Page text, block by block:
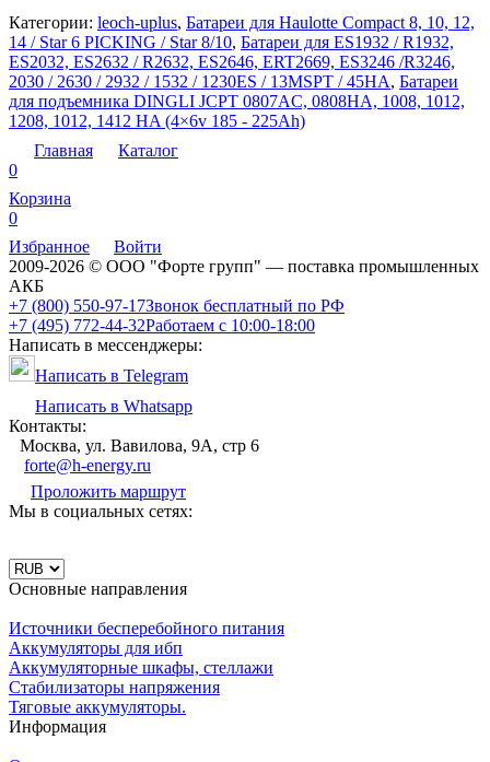
Категории: leoch-uplus, Батареи для Haulotte Compact 8, 10, 12,
14 / Star 6 PICKING / Star 8/10, Батареи для ES1932 / R1932,
ES2032, ES2632 / R2632, ES2646, ERT2669, ES3246 /R3246,
2030 / 2630 / 2932 / 1532 / 1230ES / 13MSPT / 45HA, Батареи
для подъемника DINGLI JCPT 0807AC, 0808HA, 1008, 1012,
1208, 1012, 1412 HA (4×6v 185 - 225Ah)
Главная
Каталог
0
Корзина
0
Избранное
Войти
2009-2026 © ООО "Форте групп" — поставка промышленных
АКБ
+7 (800) 550-97-17Звонок бесплатный по РФ
+7 (495) 772-44-32Работаем с 10:00-18:00
Написать в мессенджеры:
Написать в Telegram
Написать в Whatsapp
Контакты:
Москва, ул. Вавилова, 9А, стр 6
forte@h-energy.ru
Проложить маршрут
Мы в социальных сетях:
Основные направления
Источники бесперебойного питания
Аккумуляторы для ибп
Аккумуляторные шкафы, стеллажи
Стабилизаторы напряжения
Тяговые аккумуляторы.
Информация